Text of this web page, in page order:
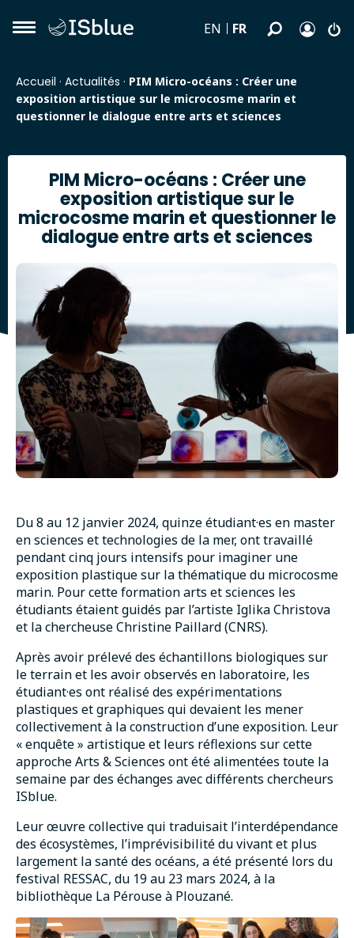
EN FR
Accueil · Actualités · PIM Micro-océans : Créer une
exposition artistique sur le microcosme marin et
questionner le dialogue entre arts et sciences
PIM Micro-océans : Créer une
exposition artistique sur le
microcosme marin et questionner le
dialogue entre arts et sciences
Du 8 au 12 janvier 2024, quinze étudiant·es en master
en sciences et technologies de la mer, ont travaillé
pendant cinq jours intensifs pour imaginer une
exposition plastique sur la thématique du microcosme
marin. Pour cette formation arts et sciences les
étudiants étaient guidés par l’artiste Iglika Christova
et la chercheuse Christine Paillard (CNRS).
Après avoir prélevé des échantillons biologiques sur
le terrain et les avoir observés en laboratoire, les
étudiant·es ont réalisé des expérimentations
plastiques et graphiques qui devaient les mener
collectivement à la construction d’une exposition. Leur
« enquête » artistique et leurs réflexions sur cette
approche Arts & Sciences ont été alimentées toute la
semaine par des échanges avec différents chercheurs
ISblue.
Leur œuvre collective qui traduisait l’interdépendance
des écosystèmes, l’imprévisibilité du vivant et plus
largement la santé des océans, a été présenté lors du
festival RESSAC, du 19 au 23 mars 2024, à la
bibliothèque La Pérouse à Plouzané.